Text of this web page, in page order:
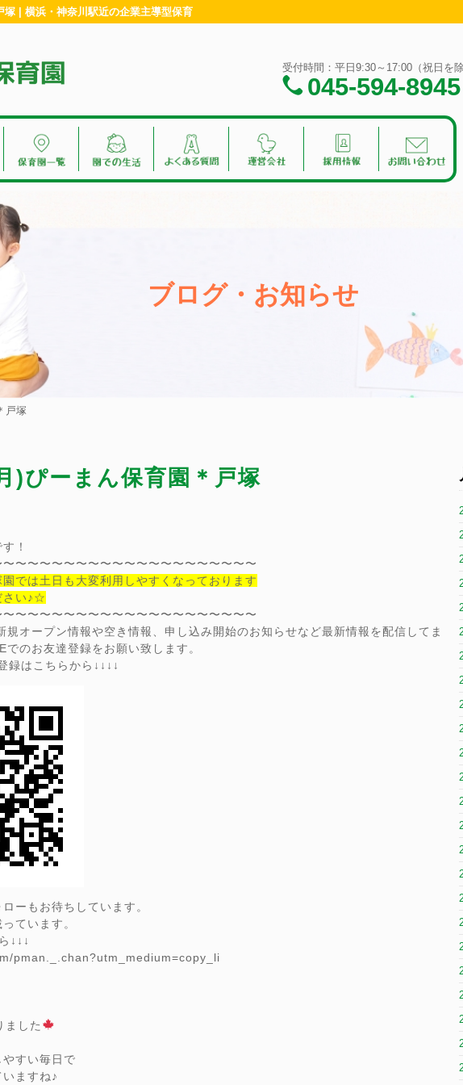
塚 | 横浜・神奈川駅近の企業主導型保育
受付時間：平日9:30～17:00（祝日を除
045-594-8945
ブログ・お知らせ
戸塚
)ぴーまん保育園＊戸塚
！
〜〜〜〜〜〜〜〜〜〜〜〜〜〜〜〜〜〜〜〜
では土日も大変利用しやすくなっております
さい♪☆
〜〜〜〜〜〜〜〜〜〜〜〜〜〜〜〜〜〜〜〜
規オープン情報や空き情報、申し込み開始のお知らせなど最新情報を配信してま
のお友達登録をお願い致します。
録はこちらから↓↓↓↓
ーもお待ちしています。
ています。
↓↓↓
pman._.chan?utm_medium=copy_li
ました
すい毎日で
ますね♪